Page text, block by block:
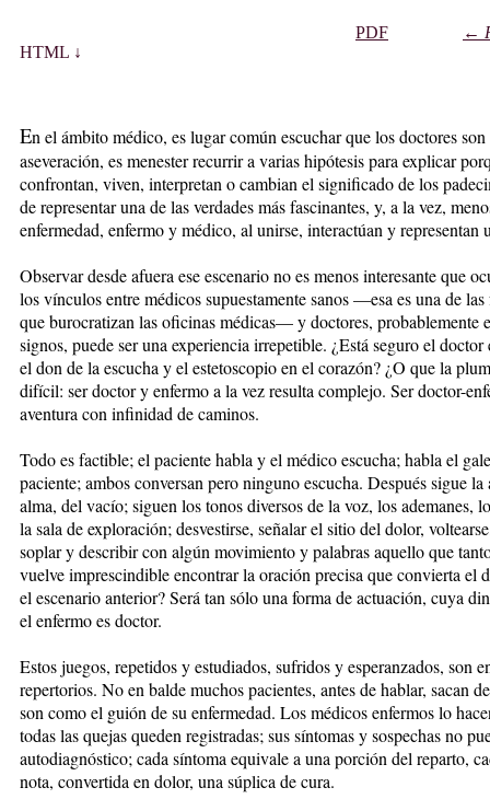
HTML ↓
PDF ←
En el ámbito médico, es lugar común escuchar que los doctores
aseveración, es menester recurrir a varias hipótesis para explicar
confrontan, viven, interpretan o cambian el significado de los
de representar una de las verdades más fascinantes, y, a la vez,
enfermedad, enfermo y médico, al unirse, interactúan y representan
Observar desde afuera ese escenario no es menos interesante que
los vínculos entre médicos supuestamente sanos —esa es una de
que burocratizan las oficinas médicas— y doctores, probablemente
signos, puede ser una experiencia irrepetible. ¿Está seguro el
el don de la escucha y el estetoscopio en el corazón? ¿O que la
difícil: ser doctor y enfermo a la vez resulta complejo. Ser doctor-
aventura con infinidad de caminos.
Todo es factible; el paciente habla y el médico escucha; habla el
paciente; ambos conversan pero ninguno escucha. Después sigue
alma, del vacío; siguen los tonos diversos de la voz, los ademanes,
la sala de exploración; desvestirse, señalar el sitio del dolor,
soplar y describir con algún movimiento y palabras aquello que
vuelve imprescindible encontrar la oración precisa que convierta el
el escenario anterior? Será tan sólo una forma de actuación, cuya
el enfermo es doctor.
Estos juegos, repetidos y estudiados, sufridos y esperanzados, son
repertorios. No en balde muchos pacientes, antes de hablar, sacan
son como el guión de su enfermedad. Los médicos enfermos lo
todas las quejas queden registradas; sus síntomas y sospechas no
autodiagnóstico; cada síntoma equivale a una porción del reparto,
nota, convertida en dolor, una súplica de cura.